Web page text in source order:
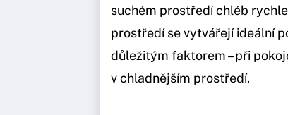
suchém prostředí chléb
prostředí se vytvářejí ideální
důležitým faktorem – při
v chladnějším prostředí.